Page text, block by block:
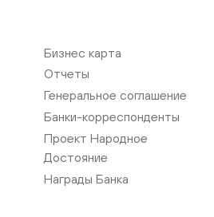
Бизнес карта
Отчеты
Генеральное соглашение
Банки-корреспонденты
Проект Народное
Достояние
Награды Банка